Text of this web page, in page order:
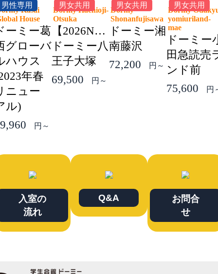
男性専用
Kasai
House
ーミー葛
グローバ
ハウス
年春
ニュー
ル)
円～
男女共用
Dormy Hachioji-
Otsuka
【2026NEW】
ドーミー八
王子大塚
69,500
円～
男女共用
Dormy
Shonanfujisawa
ドーミー湘
南藤沢
72,200
円～
男女共用
Dormy
yomiuriland-
mae
ドーミー
田急読売
ンド前
75,600
円
入室の
流れ
Q&A
お問合
せ